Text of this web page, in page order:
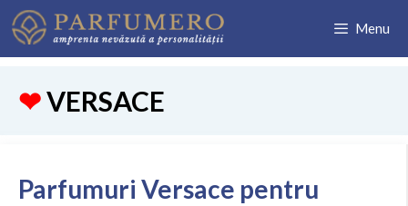
Sari
la
Menu
VERSACE
Parfumuri Versace pentru